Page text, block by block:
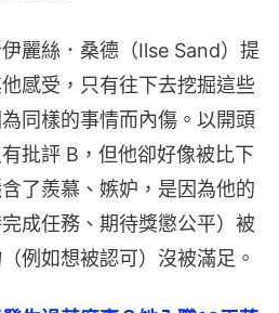
麗絲．桑德（Ilse Sand）提
感受，只有往下去挖掘這些
同樣的事情而內傷。以開頭
批評 B，但他卻好像被比下
了羨慕、嫉妒，是因為他的
成任務、期待獎懲公平）被
例如想被認可）沒被滿足。